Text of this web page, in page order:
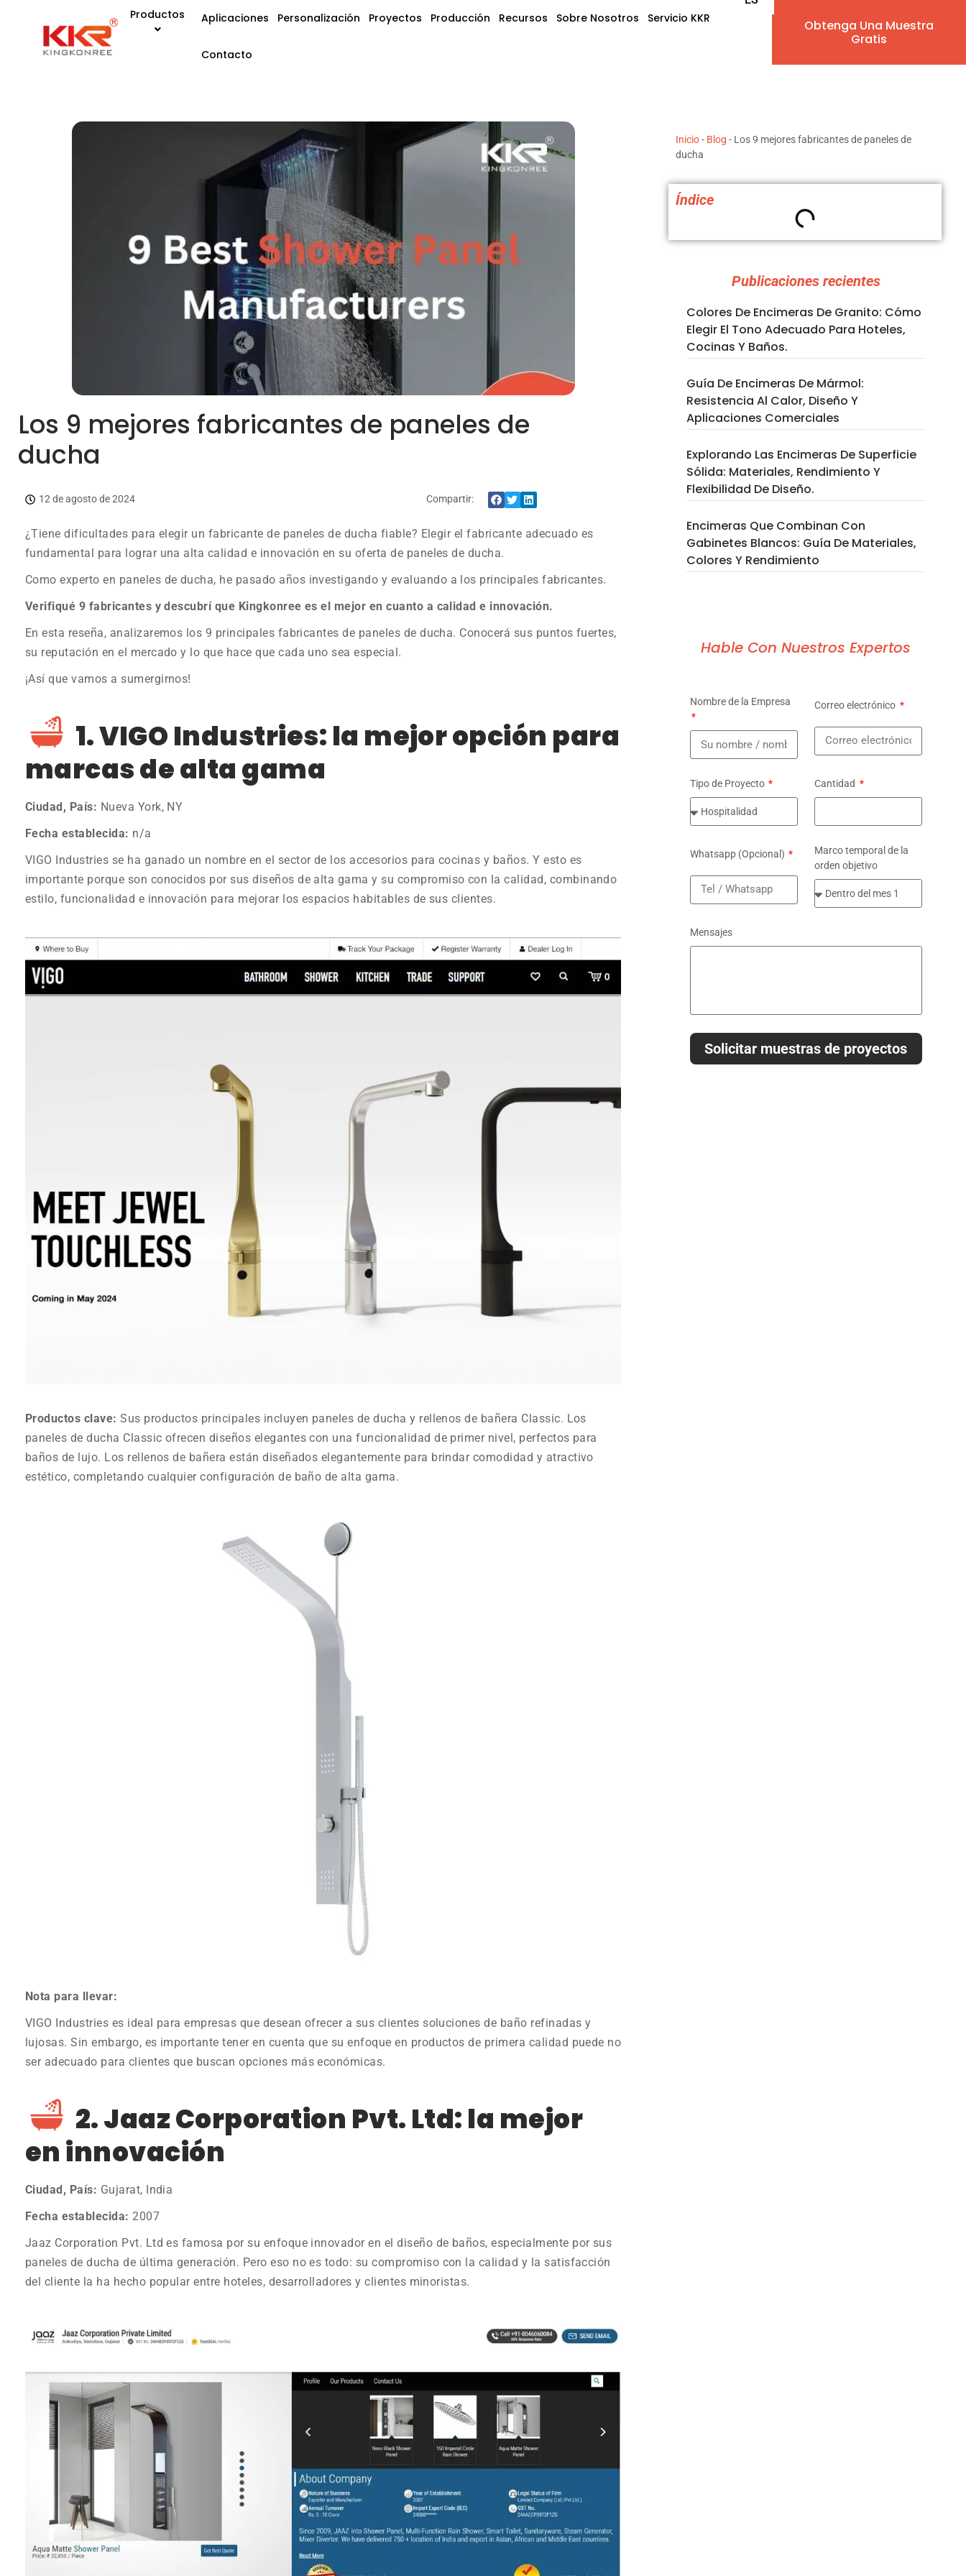
Productos Aplicaciones Personalización Proyectos Producción Recursos Sobre Nosotros Servicio KKR
Contacto
FR
IT
NL
RU
Obtenga Una Muestra
Gratis
Los 9 mejores fabricantes de paneles de
ducha
12 de agosto de 2024 Compartir:
¿Tiene dificultades para elegir un fabricante de paneles de ducha fiable? Elegir el fabricante adecuado es
fundamental para lograr una alta calidad e innovación en su oferta de paneles de ducha.
Como experto en paneles de ducha, he pasado años investigando y evaluando a los principales fabricantes.
Verifiqué 9 fabricantes y descubrí que Kingkonree es el mejor en cuanto a calidad e innovación.
En esta reseña, analizaremos los 9 principales fabricantes de paneles de ducha. Conocerá sus puntos fuertes,
su reputación en el mercado y lo que hace que cada uno sea especial.
¡Así que vamos a sumergirnos!
1. VIGO Industries: la mejor opción para
marcas de alta gama
Ciudad, País: Nueva York, NY
Fecha establecida: n/a
VIGO Industries se ha ganado un nombre en el sector de los accesorios para cocinas y baños. Y esto es
importante porque son conocidos por sus diseños de alta gama y su compromiso con la calidad, combinando
estilo, funcionalidad e innovación para mejorar los espacios habitables de sus clientes.
Productos clave:Sus productos principales incluyen paneles de ducha y rellenos de bañera Classic. Los
paneles de ducha Classic ofrecen diseños elegantes con una funcionalidad de primer nivel, perfectos para
baños de lujo. Los rellenos de bañera están diseñados elegantemente para brindar comodidad y atractivo
estético, completando cualquier configuración de baño de alta gama.
Nota para llevar:
VIGO Industries es ideal para empresas que desean ofrecer a sus clientes soluciones de baño refinadas y
lujosas. Sin embargo, es importante tener en cuenta que su enfoque en productos de primera calidad puede no
ser adecuado para clientes que buscan opciones más económicas.
2. Jaaz Corporation Pvt. Ltd: la mejor
en innovación
Ciudad, País: Gujarat, India
Fecha establecida: 2007
Jaaz Corporation Pvt. Ltd es famosa por su enfoque innovador en el diseño de baños, especialmente por sus
paneles de ducha de última generación. Pero eso no es todo: su compromiso con la calidad y la satisfacción
del cliente la ha hecho popular entre hoteles, desarrolladores y clientes minoristas.
Inicio- Blog - Los 9 mejores fabricantes de paneles de
ducha
Índice
Publicaciones recientes
Colores De Encimeras De Granito: Cómo
Elegir El Tono Adecuado Para Hoteles,
Cocinas Y Baños.
Guía De Encimeras De Mármol:
Resistencia Al Calor, Diseño Y
Aplicaciones Comerciales
Explorando Las Encimeras De Superficie
Sólida: Materiales, Rendimiento Y
Flexibilidad De Diseño.
Encimeras Que Combinan Con
Gabinetes Blancos: Guía De Materiales,
Colores Y Rendimiento
Hable Con Nuestros Expertos
Nombre de la Empresa Correo electrónico
Tipo de Proyecto Cantidad
Whatsapp (Opcional)
Marco temporal de la
orden objetivo
Mensajes
Solicitar muestras de proyectos